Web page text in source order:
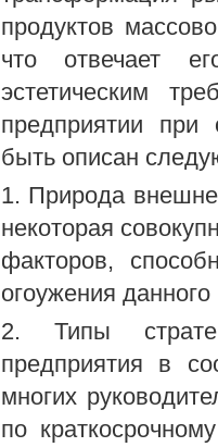
продуктов
что отвечает
эстетическим
предприятии при
быть описан
1. Природа
некоторая
факторов,
огоужения
2. Типы
предприятия в
многих
по